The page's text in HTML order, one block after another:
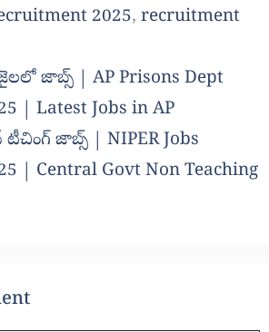
2025, recruitment
జాబ్స్ | AP Prisons Dept
| Latest Jobs in AP
జాబ్స్ | NIPER Jobs
| Central Govt Non Teaching